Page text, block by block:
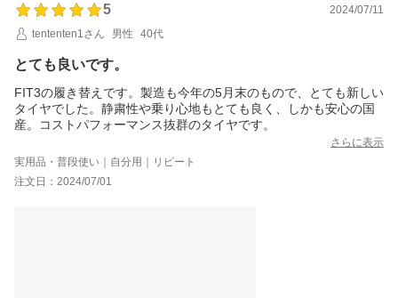
5
2024/07/11
tententen1さん
男性 40代
とても良いです。
FIT3の履き替えです。製造も今年の5月末のもので、とても新しい
タイヤでした。静粛性や乗り心地もとても良く、しかも安心の国
産。コストパフォーマンス抜群のタイヤです。
さらに表示
実用品・普段使い｜自分用｜リピート
注文日：2024/07/01